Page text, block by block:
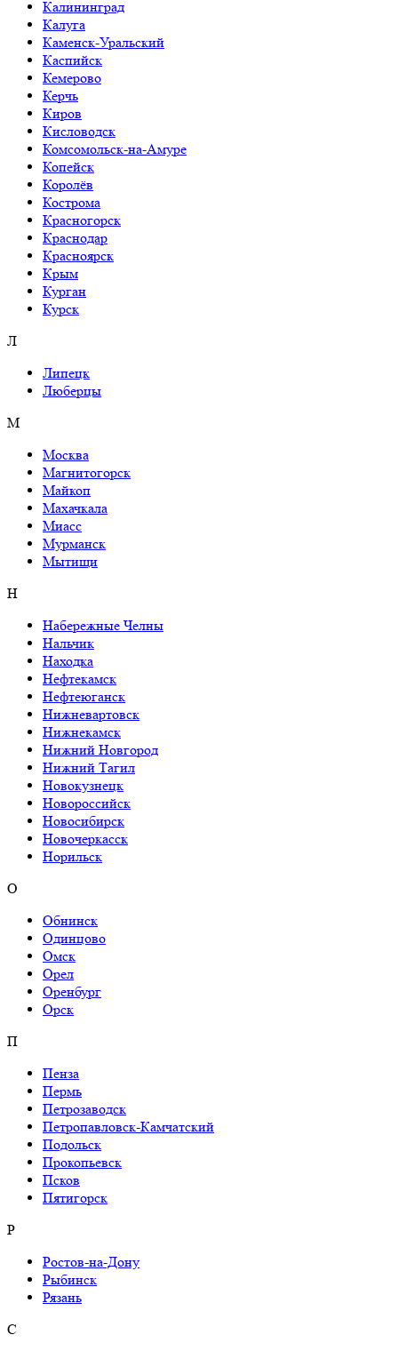
Калининград
Калуга
Каменск-Уральский
Каспийск
Кемерово
Керчь
Киров
Кисловодск
Комсомольск-на-Амуре
Копейск
Королёв
Кострома
Красногорск
Краснодар
Красноярск
Крым
Курган
Курск
Л
Липецк
Люберцы
М
Москва
Магнитогорск
Майкоп
Махачкала
Миасс
Мурманск
Мытищи
Н
Набережные Челны
Нальчик
Находка
Нефтекамск
Нефтеюганск
Нижневартовск
Нижнекамск
Нижний Новгород
Нижний Тагил
Новокузнецк
Новороссийск
Новосибирск
Новочеркасск
Норильск
О
Обнинск
Одинцово
Омск
Орел
Оренбург
Орск
П
Пенза
Пермь
Петрозаводск
Петропавловск-Камчатский
Подольск
Прокопьевск
Псков
Пятигорск
Р
Ростов-на-Дону
Рыбинск
Рязань
С